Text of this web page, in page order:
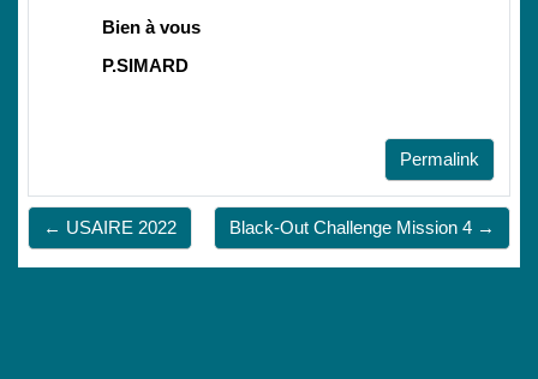
Bien à vous
P.SIMARD
Permalink
← USAIRE 2022 Black-Out Challenge Mission 4 →